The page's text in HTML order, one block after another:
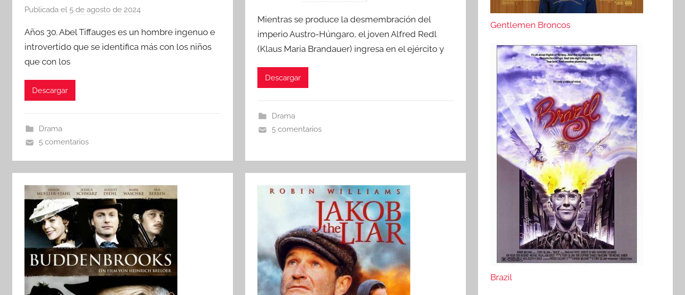
Publicada el 5 de agosto de 2024
r
Años 30. Abel Tiffauges es un hombre ingenuo e
introvertido que se identifica más con los niños
que con los
Descargar
Drama
5 comentarios
r
Mientras se produce la desmembración del
imperio Austro-Húngaro, el joven Alfred Redl
(Klaus Maria Brandauer) ingresa en el ejército y
Descargar
Drama
5 comentarios
Gentlemen Broncos
Brazil